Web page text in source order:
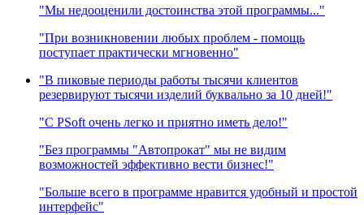
"Мы недооценили достоинства этой программы..."
"При возникновении любых проблем - помощь
поступает практически мгновенно"
"В пиковые периоды работы тысячи клиентов
резервируют тысячи изделий буквально за 10 дней!"
"C PSoft очень легко и приятно иметь дело!"
"Без программы "Автопрокат" мы не видим
возможностей эффективно вести бизнес!"
"Больше всего в программе нравится удобный и простой
интерфейс"